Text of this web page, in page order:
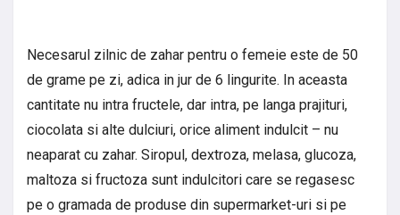
Necesarul zilnic de zahar pentru o femeie este de 50
de grame pe zi, adica in jur de 6 lingurite. In aceasta
cantitate nu intra fructele, dar intra, pe langa prajituri,
ciocolata si alte dulciuri, orice aliment indulcit – nu
neaparat cu zahar. Siropul, dextroza, melasa, glucoza,
maltoza si fructoza sunt indulcitori care se regasesc
pe o gramada de produse din supermarket-uri si pe